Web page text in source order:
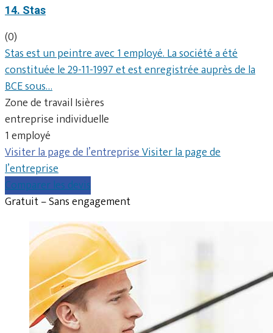
14. Stas
(0)
Stas est un peintre avec 1 employé. La société a été
constituée le 29-11-1997 et est enregistrée auprès de la
BCE sous…
Zone de travail Isières
entreprise individuelle
1 employé
Visiter la page de l’entrepriseVisiter la page de
l’entreprise
Comparer les devis
Gratuit – Sans engagement